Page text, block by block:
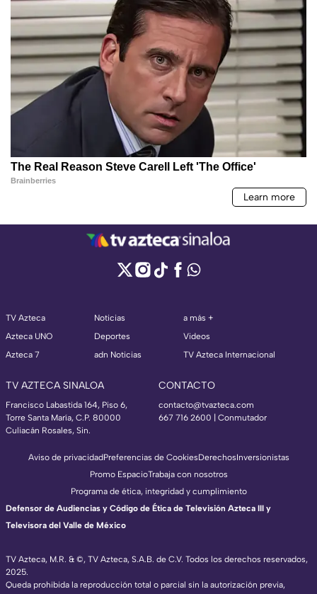
TV Azteca
Azteca UNO
Azteca 7
Noticias
Deportes
adn Noticias
a más +
Videos
TV Azteca Internacional
TV AZTECA SINALOA
Francisco Labastida 164, Piso 6,
Torre Santa María, C.P. 80000
Culiacán Rosales, Sin.
CONTACTO
contacto@tvazteca.com
667 716 2600 | Conmutador
TV Azteca, M.R. & ©, TV Azteca, S.A.B. de C.V. Todos los derechos reservados,
2025.
Queda prohibida la reproducción total o parcial sin la autorización previa,
Aviso de privacidadPreferencias de CookiesDerechosInversionistas
Promo EspacioTrabaja con nosotros
Programa de ética, integridad y cumplimiento
Defensor de Audiencias y Código de Ética de Televisión Azteca III y
Televisora del Valle de México